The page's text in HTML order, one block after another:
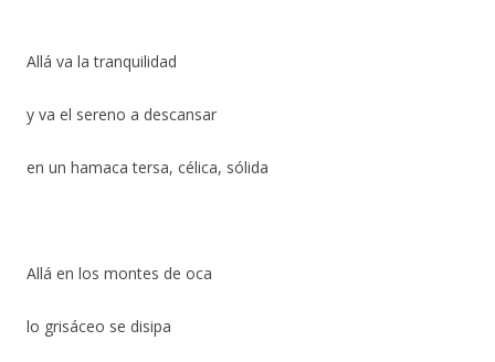
Allá va la tranquilidad
y va el sereno a descansar
en un hamaca tersa, célica, sólida
Allá en los montes de oca
lo grisáceo se disipa